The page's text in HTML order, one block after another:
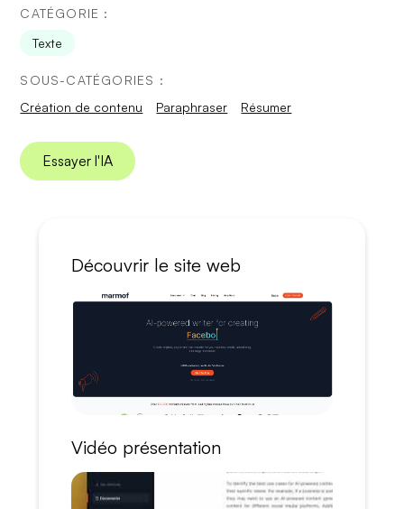
CATÉGORIE :
Texte
SOUS-CATÉGORIES :
Création de contenu
Paraphraser Résumer
Essayer l'IA
Découvrir le site web
Vidéo présentation